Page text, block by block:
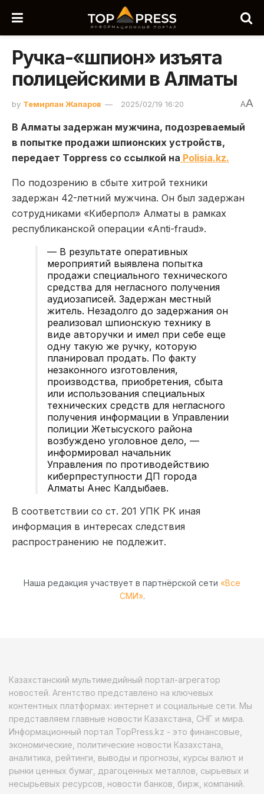
Ручка-«шпион» изъята
полицейскими в Алматы
by Темирлан Жапаров 2025/02/19 16:20 AA
В Алматы задержан мужчина, подозреваемый
в попытке продажи шпионских устройств,
передает Toppress со ссылкой на Polisia.kz.
По подозрению в сбыте хитрой техники
задержан 42-летний мужчина. Он был задержан
сотрудниками «Киберпол» Алматы в рамках
республиканской операции «Anti-fraud».
— В результате оперативных
мероприятий выявлена попытка
продажи специального технического
средства для негласного получения
аудиозаписей. Задержан местный
житель. Незадолго до задержания он
реализовал шпионскую технику в
виде авторучки и имел при себе еще
одну такую же ручку, которую
планировал продать. По факту
незаконного изготовления,
производства, приобретения, сбыта
или использования специальных
технических средств для негласного
получения информации в Управлении
полиции Жетысуского района
возбуждено уголовное дело, —
информировал начальник
Управления по противодействию
киберпреступности ДП города
Алматы Анес Калдыбаев.
В соответствии со ст. 201 УПК РК иная
информация в интересах следствия
распространению не подлежит.
Наша редакция участвует в партнёрской сети «Все
СМИ».
Казахстанский мультимедийный портал-агрегатор
новостей. Агентство представлено на ключевых
контентных платформах: интернет и социальные сети. Мы
представляем главные новости Казахстана, СНГ и мира.
Информационный портал TopPress.kz - это финансовые,
экономические, политические новости Казахстана,
аналитика, рейтинги, выводы и прогнозы, курсы валют и
рынки ценных бумаг, драгоценных металлов, сырьевых и
несырьевых ресурсов, новости банков, бирж, компаний.